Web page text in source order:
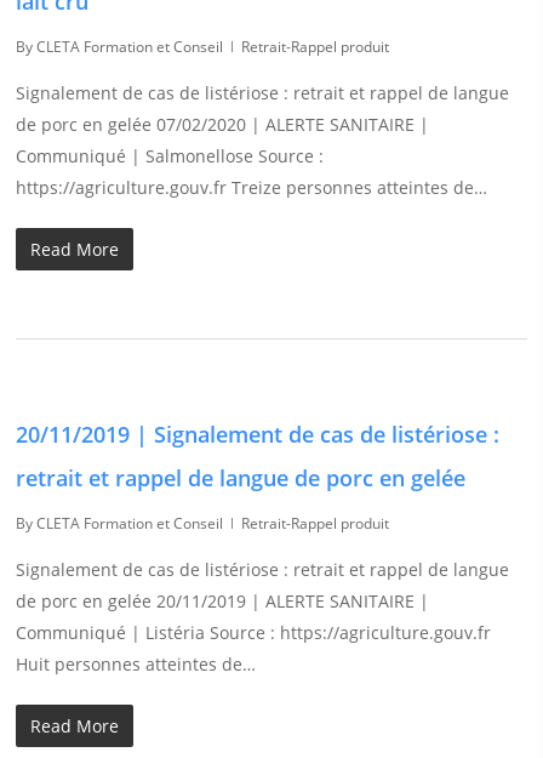
By CLETA Formation et Conseil Retrait-Rappel produit
Signalement de cas de listériose : retrait et rappel de langue
de porc en gelée 07/02/2020 | ALERTE SANITAIRE |
Communiqué | Salmonellose Source :
https://agriculture.gouv.fr Treize personnes atteintes de…
Read More
20/11/2019 | Signalement de cas de listériose :
retrait et rappel de langue de porc en gelée
By CLETA Formation et Conseil Retrait-Rappel produit
Signalement de cas de listériose : retrait et rappel de langue
de porc en gelée 20/11/2019 | ALERTE SANITAIRE |
Communiqué | Listéria Source : https://agriculture.gouv.fr
Huit personnes atteintes de…
Read More